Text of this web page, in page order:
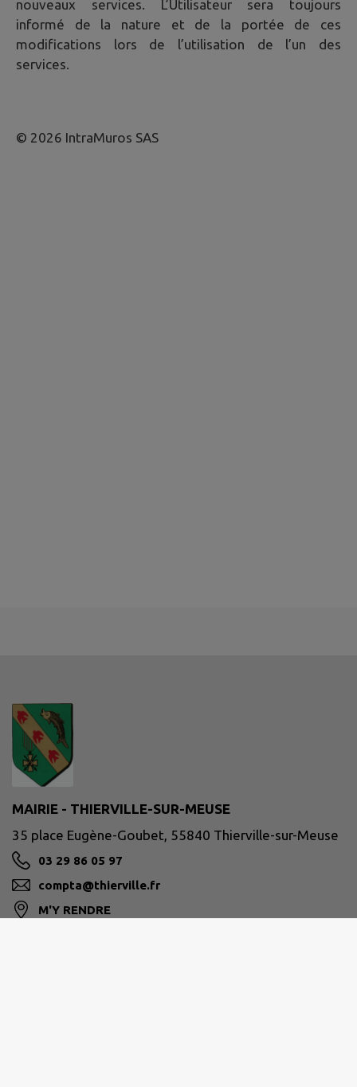
nouveaux services. L’Utilisateur sera toujours
informé de la nature et de la portée de ces
modifications lors de l’utilisation de l’un des
services.
© 2026 IntraMuros SAS
MAIRIE - THIERVILLE-SUR-MEUSE
35 place Eugène-Goubet, 55840 Thierville-sur-Meuse
03 29 86 05 97
compta@thierville.fr
M'Y RENDRE